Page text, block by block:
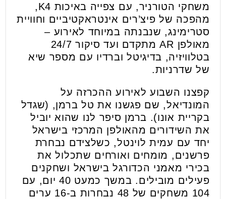
משחקי הטורניר, עם צפייה באיכות K4,
מהפכה של פיצ’רים אינטראקטיביים וחוויית
סטרימינג, שנבנתה במיוחד לאירוע –
מאולפן AR מתקדם ועד סיקור 24/7
בטלוויזיה, בדיגיטל וברדיו עם מספר שיא
של שדרניות.
קפצנו השבוע לאירוע ההכרזה על
המונדיאל, שם פגשנו את טל ברמן, (שגדל
בקריית אונו). ברמן סיפר לנו שהוא יוביל
את השידורים מהאולפן המרכזי בישראל
יחד עם עמית לוינטל, כשלצידם נבחרת
פרשנים, מומחים ואורחים שתכלול את
בכירי מאמני הכדורגל בישראל ושחקנים
פעילים מובילים. במשך כמעט 40 יום, עם
104 משחקים של 48 נבחרות ב-16 ערים